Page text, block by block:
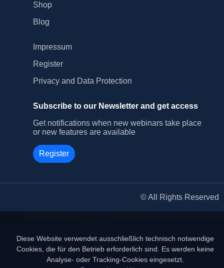
Shop
Blog
Impressum
Register
Privacy and Data Protection
Subscribe to our Newsletter and get access
Get notifications when new webinars take place
or new features are available
Register
© All Rights Reserved
Diese Website verwendet ausschließlich technisch notwendige
Cookies, die für den Betrieb erforderlich sind. Es werden keine
Analyse- oder Tracking-Cookies eingesetzt.